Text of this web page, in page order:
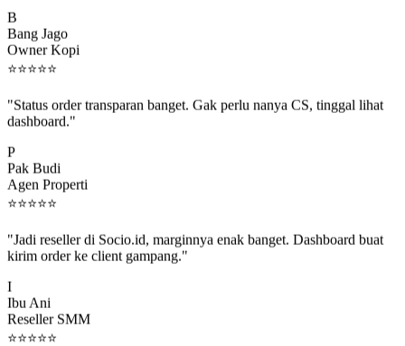
Bang Jago
Owner Kopi
⭐⭐⭐⭐⭐
dashboard."
Pak Budi
Agen Properti
⭐⭐⭐⭐⭐
kirim order ke client gampang."
Ibu Ani
Reseller SMM
⭐⭐⭐⭐⭐